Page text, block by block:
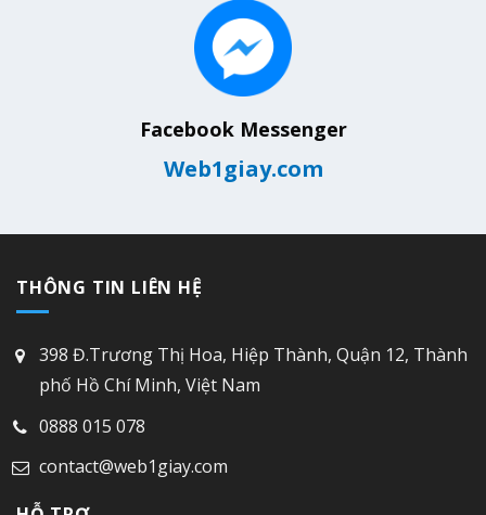
Facebook Messenger
Web1giay.com
THÔNG TIN LIÊN HỆ
398 Đ.Trương Thị Hoa, Hiệp Thành, Quận 12, Thành
phố Hồ Chí Minh, Việt Nam
0888 015 078
contact@web1giay.com